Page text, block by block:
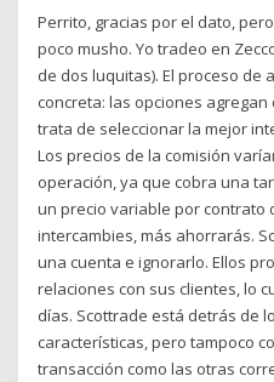
Perrito, gracias por el dato,
poco musho. Yo tradeo en
de dos luquitas). El proceso de
concreta: las opciones
trata de seleccionar la mejor
Los precios de la comisión
operación, ya que cobra una
un precio variable por contrato
intercambies, más ahorrarás.
una cuenta e ignorarlo. Ellos
relaciones con sus clientes, lo
días. Scottrade está detrás de
características, pero tampoco
transacción como las otras